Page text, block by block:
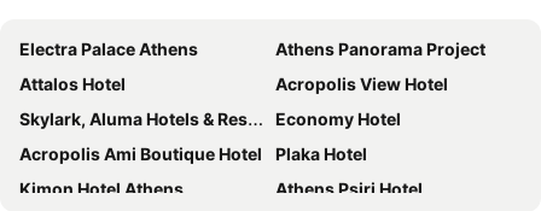
Electra Palace Athens
Athens Panorama Project
Attalos Hotel
Acropolis View Hotel
Skylark, Aluma Hotels & Resorts
Economy Hotel
Acropolis Ami Boutique Hotel
Plaka Hotel
Kimon Hotel Athens
Athens Psiri Hotel